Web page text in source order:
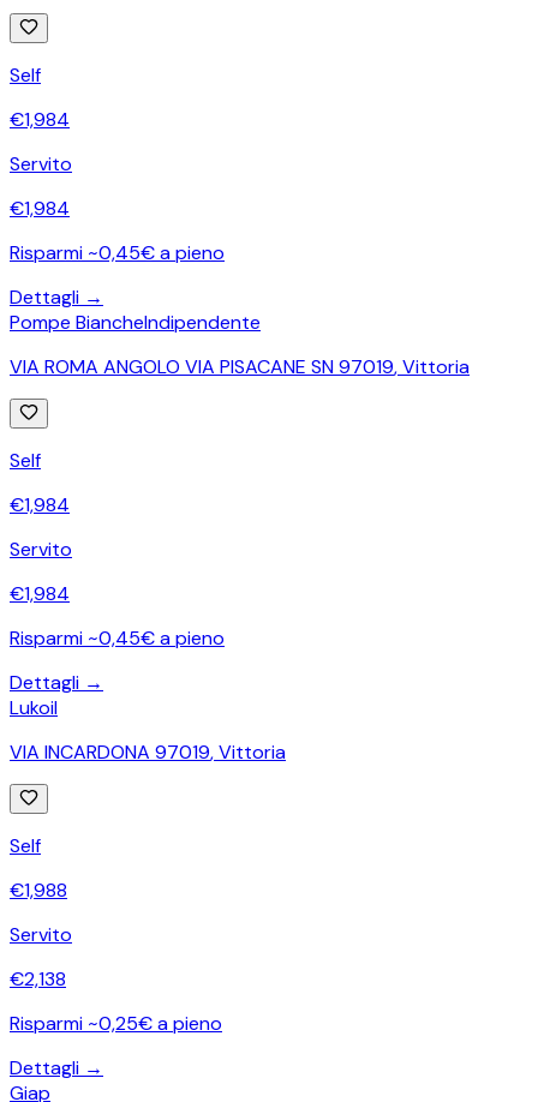
Self
€1,984
Servito
€1,984
Risparmi ~0,45€ a pieno
Dettagli →
Pompe BiancheIndipendente
VIA ROMA ANGOLO VIA PISACANE SN 97019,Vittoria
Self
€1,984
Servito
€1,984
Risparmi ~0,45€ a pieno
Dettagli →
Lukoil
VIA INCARDONA 97019,Vittoria
Self
€1,988
Servito
€2,138
Risparmi ~0,25€ a pieno
Dettagli →
Giap